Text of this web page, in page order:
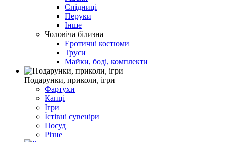
Спідниці
Перуки
Інше
Чоловіча білизна
Еротичні костюми
Труси
Майки, боді, комплекти
Подарунки, приколи, ігри
Фартухи
Капці
Ігри
Їстівні сувеніри
Посуд
Різне